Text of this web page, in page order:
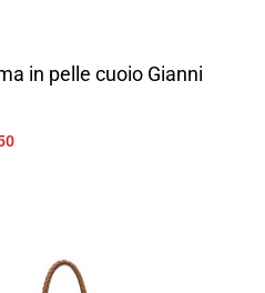
in pelle cuoio Gianni